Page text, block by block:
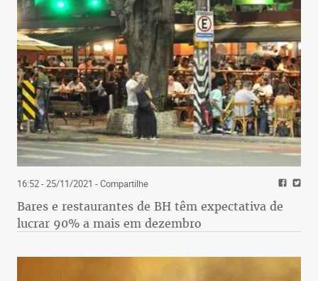
16:52 - 25/11/2021 - Compartilhe
Bares e restaurantes de BH têm expectativa de
lucrar 90% a mais em dezembro